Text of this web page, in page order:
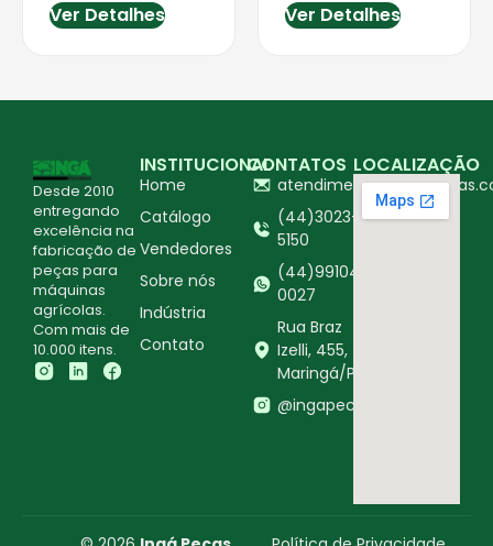
Ver Detalhes Ver Detalhes
Desde 2010
entregando
excelência na
fabricação de
peças para
máquinas
agrícolas.
Com mais de
10.000 itens.
INSTITUCIONAL
Home
Catálogo
Vendedores
Sobre nós
Indústria
Contato
CONTATOS
(44)3023-
5150
(44)99104-
0027
Rua Braz
Izelli, 455,
Maringá/PR
@ingapecasagricolas
LOCALIZAÇÃO